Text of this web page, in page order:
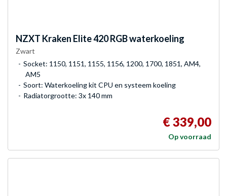
NZXT Kraken Elite 420 RGB waterkoeling
Zwart
Socket: 1150, 1151, 1155, 1156, 1200, 1700, 1851, AM4,
AM5
Soort: Waterkoeling kit CPU en systeem koeling
Radiatorgrootte: 3x 140 mm
€ 339,00
Op voorraad